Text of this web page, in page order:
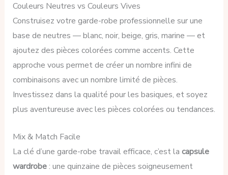
Couleurs Neutres vs Couleurs Vives
Construisez votre garde-robe professionnelle sur une
base de neutres — blanc, noir, beige, gris, marine — et
ajoutez des pièces colorées comme accents. Cette
approche vous permet de créer un nombre infini de
combinaisons avec un nombre limité de pièces.
Investissez dans la qualité pour les basiques, et soyez
plus aventureuse avec les pièces colorées ou tendances.
Mix & Match Facile
La clé d’une garde-robe travail efficace, c’est la capsule
wardrobe: une quinzaine de pièces soigneusement